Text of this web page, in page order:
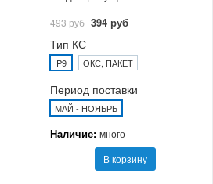
493 руб 394 руб
Тип КС
P9 ОКС, ПАКЕТ
Период поставки
МАЙ - НОЯБРЬ
Наличие: много
В корзину